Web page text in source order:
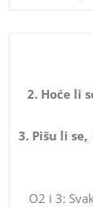
2. Hoće li
3. Pišu li
O2 i 3: